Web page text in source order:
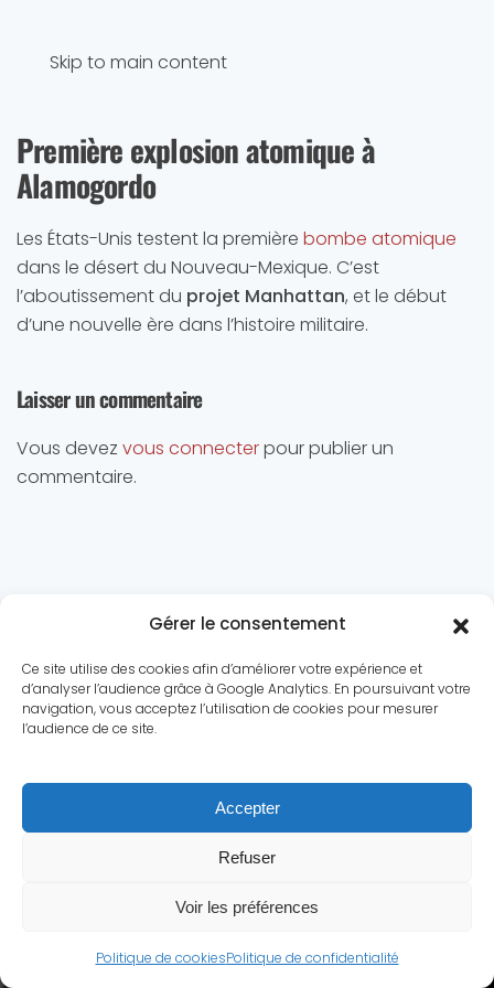
Gérer le consentement
Ce site utilise des cookies afin d’améliorer votre expérience et
d’analyser l’audience grâce à Google Analytics. En poursuivant votre
navigation, vous acceptez l’utilisation de cookies pour mesurer
l’audience de ce site.
Accepter
Refuser
Voir les préférences
Politique de cookiesPolitique de confidentialité
Skip to main content
Première explosion atomique à
Alamogordo
Les États-Unis testent la première bombe atomique
dans le désert du Nouveau-Mexique. C’est
l’aboutissement du projet Manhattan, et le début
d’une nouvelle ère dans l’histoire militaire.
Laisser un commentaire
Vous devez vous connecterpour publier un
commentaire.
Chronologie
Culture
Tous droits réservés.